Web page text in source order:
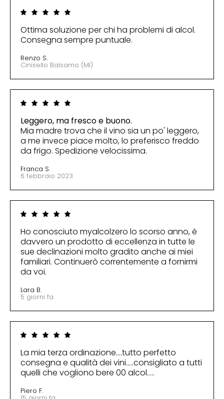
Ottima soluzione per chi ha problemi di alcol.
Consegna sempre puntuale.
Renzo S.
Cinisello Balsamo (MI)
Leggero, ma fresco e buono.
Mia madre trova che il vino sia un po' leggero,
a me invece piace molto, lo preferisco freddo
da frigo. Spedizione velocissima.
Franca S.
6 febbraio 2023
Ho conosciuto myalcolzero lo scorso anno, è
davvero un prodotto di eccellenza in tutte le
sue declinazioni molto gradito anche ai miei
familiari. Continuerò correntemente a fornirmi
da voi.
Lara B.
5 giorni fa
La mia terza ordinazione….tutto perfetto
consegna e qualità dei vini…..consigliato a tutti
quelli che vogliono bere 00 alcol…..
Piero F.